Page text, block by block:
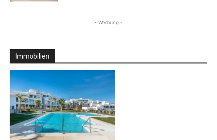
- Werbung -
Immobilien